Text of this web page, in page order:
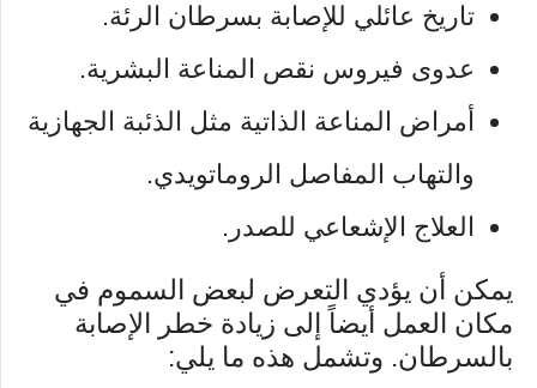
تاريخ عائلي للإصابة بسرطان الرئة.
عدوى فيروس نقص المناعة البشرية.
أمراض المناعة الذاتية مثل الذئبة الجهازية
والتهاب المفاصل الروماتويدي.
العلاج الإشعاعي للصدر.
يمكن أن يؤدي التعرض لبعض السموم في
مكان العمل أيضاً إلى زيادة خطر الإصابة
بالسرطان. وتشمل هذه ما يلي: